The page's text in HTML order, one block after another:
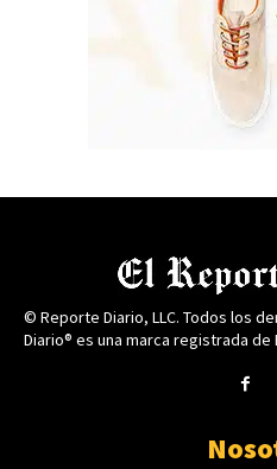
© Reporte Diario, LLC. Todos los
Diario® es una marca registrada de